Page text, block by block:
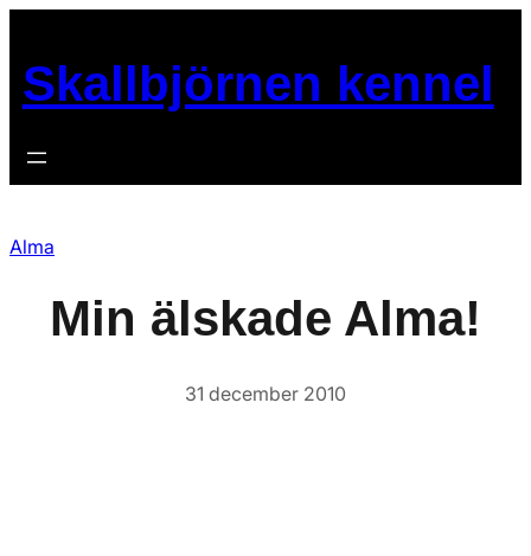
innehåll
Skallbjörnen kennel
Alma
Min älskade Alma!
31 december 2010